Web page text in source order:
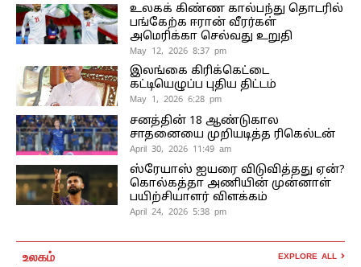
உலகக் கிண்ண கால்பந்து தொடரில்
பங்கேற்க ஈரான் வீரர்கள்
அமெரிக்கா செல்வது உறுதி
May 12, 2026 8:37 pm
இலங்கை கிரிக்கெட்டை
கட்டியெழுப்ப புதிய திட்டம்
May 1, 2026 6:28 pm
சனத்தின் 18 ஆண்டுகால
சாதனையை முறியடித்த ரிகெல்டன்
April 30, 2026 11:49 am
ஸ்ரேயாஸ் ஐயரை விடுவித்தது ஏன்?
கொல்கத்தா அணியின் முன்னாள்
பயிற்சியாளர் விளக்கம்
April 24, 2026 5:38 pm
உலகம் EXPLORE ALL